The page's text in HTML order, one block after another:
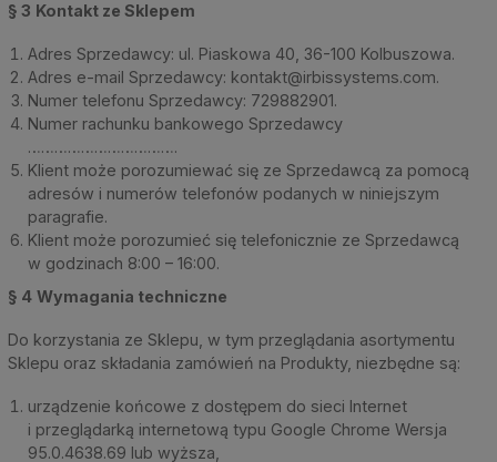
§ 3 Kontakt ze Sklepem
Adres Sprzedawcy: ul. Piaskowa 40, 36-100 Kolbuszowa.
Adres e-mail Sprzedawcy: kontakt@irbissystems.com.
Numer telefonu Sprzedawcy: 729882901.
Numer rachunku bankowego Sprzedawcy
…………………………….
Klient może porozumiewać się ze Sprzedawcą za pomocą
adresów i numerów telefonów podanych w niniejszym
paragrafie.
Klient może porozumieć się telefonicznie ze Sprzedawcą
w godzinach 8:00 – 16:00.
§ 4 Wymagania techniczne
Do korzystania ze Sklepu, w tym przeglądania asortymentu
Sklepu oraz składania zamówień na Produkty, niezbędne są:
urządzenie końcowe z dostępem do sieci Internet
i przeglądarką internetową typu Google Chrome Wersja
95.0.4638.69 lub wyższa,